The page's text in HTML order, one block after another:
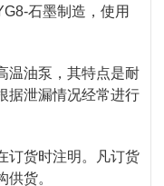
石墨制造，使用
温油泵，其特点是耐
据泄漏情况经常进行
订货时注明。凡订货
货。